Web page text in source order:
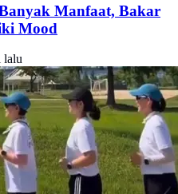
Manfaat, Bakar
Mood
lalu